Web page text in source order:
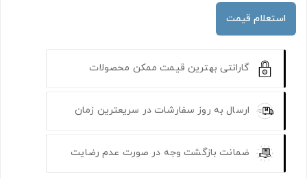
استعلام قیمت
گارانتی بهترین قیمت ممکن محصولات
ارسال به روز سفارشات در سریعترین زمان
ضمانت بازگشت وجه در صورت عدم رضایت